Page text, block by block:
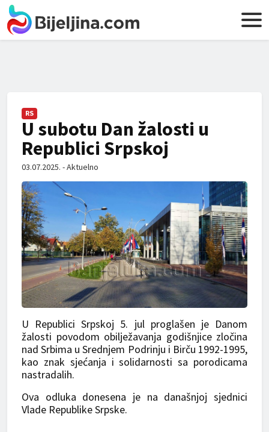
RS
U subotu Dan žalosti u
Republici Srpskoj
03.07.2025. - Aktuelno
U Republici Srpskoj 5. jul proglašen je Danom
žalosti povodom obilježavanja godišnjice zločina
nad Srbima u Srednjem Podrinju i Birču 1992-1995,
kao znak sjećanja i solidarnosti sa porodicama
nastradalih.
Ova odluka donesena je na današnjoj sjednici
Vlade Republike Srpske.